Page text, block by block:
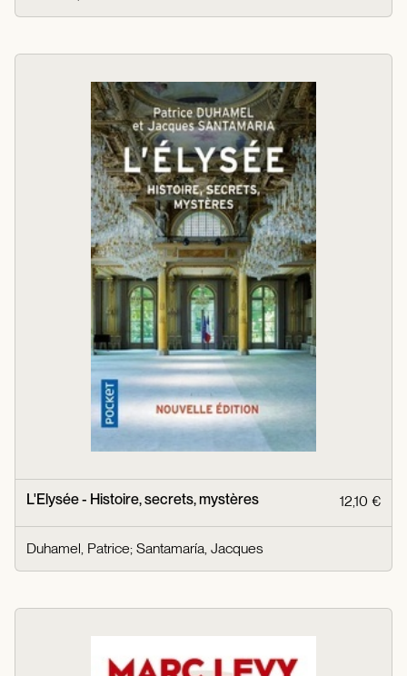
L'Elysée - Histoire, secrets, mystères 12,10 €
Duhamel, Patrice; Santamaría, Jacques